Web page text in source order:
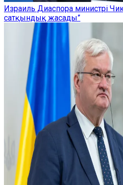
Израиль Диаспора министрі
сатқындық жасады”